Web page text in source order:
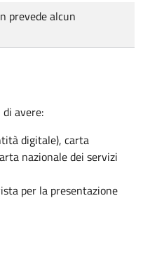
prevede alcun
avere:
digitale), carta
nazionale dei servizi
per la presentazione